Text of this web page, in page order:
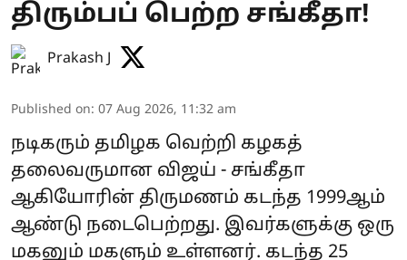
திரும்பப் பெற்ற சங்கீதா!
Prakash J
Published on: 07 Aug 2026, 11:32 am
நடிகரும் தமிழக வெற்றி கழகத்
தலைவருமான விஜய் - சங்கீதா
ஆகியோரின் திருமணம் கடந்த 1999ஆம்
ஆண்டு நடைபெற்றது. இவர்களுக்கு ஒரு
மகனும் மகளும் உள்ளனர். கடந்த 25